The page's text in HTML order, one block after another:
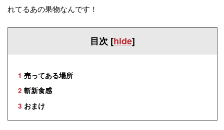
れてるあの果物なんです！
目次 [hide]
1 売ってある場所
2 斬新食感
3 おまけ